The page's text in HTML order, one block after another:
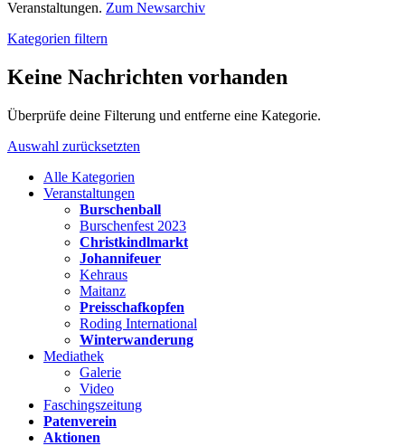
Veranstaltungen. Zum Newsarchiv
Kategorien filtern
Keine Nachrichten vorhanden
Überprüfe deine Filterung und entferne eine Kategorie.
Auswahl zurücksetzten
Alle Kategorien
Veranstaltungen
Burschenball
Burschenfest 2023
Christkindlmarkt
Johannifeuer
Kehraus
Maitanz
Preisschafkopfen
Roding International
Winterwanderung
Mediathek
Galerie
Video
Faschingszeitung
Patenverein
Aktionen